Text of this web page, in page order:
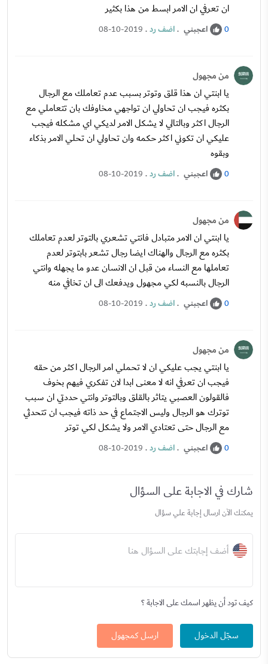
ان تعرفي ان الامر ابسط من هذا بكثير
0 اعجبني .اضف رد.
08-10-2019
من مجهول
يا ابنتي ان هذا قلق وتوتر بسبب عدم تعاملك مع الرجال
بكثره فيجب ان تحاولي ان تواجهي مخاوفك بان تتعاملي مع
الرجال اكثر وبالتالي لا يشكل الامر لديكي اي مشكله فيجب
عليكي ان تكوني اكثر حكمه وان تحاولي ان تحلي الامر بذكاء
وبقوه
0 اعجبني .اضف رد.
08-10-2019
من مجهول
يا ابنتي ان الامر متبادل فانتي تشعري بالتوتر لعدم تعاملك
بكثره مع الرجال والهناك ايضا رجال تشعر بابتوتر لعدم
تعاملها مع النساء من قبل ان الانسان عدو ما يجهله وانتي
الرجال بالنسبه لكي مجهول ويدفعك الى ان تخافي منه
0 اعجبني .اضف رد.
08-10-2019
من مجهول
يا ابنتي يجب عليكي ان لا تحملي امر الرجال اكثر من حقه
فيجب ان تعرفي انه لا معنى ابدا لان تفكري فيهم بخوف
فالقولون العصبي يتاثر بالقلق وبالتوتر وانتي حددتي ان سبب
توترك هو الرجال وليس الاجتماع في حد ذاته فيجب ان تتحدثي
مع الرجال حتى تعتادي الامر ولا يشكل لكي توتر
0 اعجبني .اضف رد.
08-10-2019
شارك في الاجابة على السؤال
يمكنك الآن ارسال إجابة علي سؤال
أضف إجابتك على السؤال هنا
كيف تود أن يظهر اسمك على الاجابة ؟
سجّل الدخول ارسل كمجهول